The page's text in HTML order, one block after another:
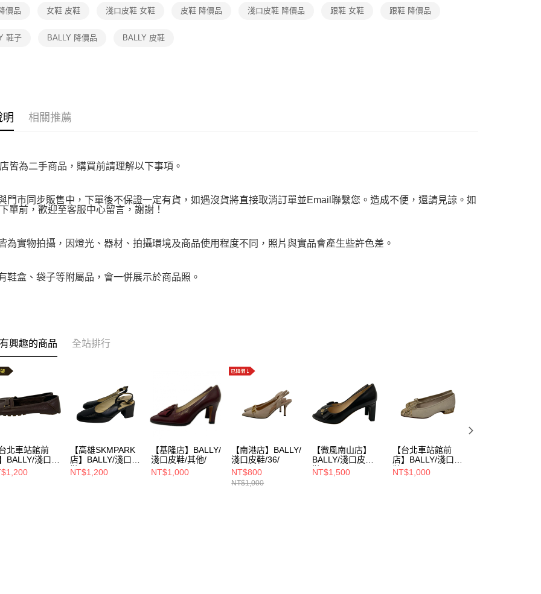
１．透過由恩沛科技股份有限公司提供之「AFTEE先享後付」服務完成之
免運費
價品 女鞋 皮鞋 淺口皮鞋 女鞋 皮鞋 降價品 淺口皮鞋 降價品 跟鞋 女鞋 跟鞋 降價品
鞋子 BALLY 降價品 BALLY 皮鞋
明 相關推薦
皆為二手商品，購買前請理解以下事項。
門市同步販售中，下單後不保證一定有貨，如遇沒貨將直接取消訂單並Email聯繫您。造成不便，還請見諒。如
單前，歡迎至客服中心留言，謝謝！
為實物拍攝，因燈光、器材、拍攝環境及商品使用程度不同，照片與實品會產生些許色差。
鞋盒、袋子等附屬品，會一併展示於商品照。
興趣的商品 全站排行
台北車站館前
BALLY/淺口皮
【高雄SKMPARK
店】BALLY/淺口皮
鞋/UK61/2/
NT$1,200
【基隆店】BALLY/
淺口皮鞋/其他/
NT$1,000
【南港店】BALLY/
淺口皮鞋/36/
NT$800
NT$1,000
【微風南山店】
BALLY/淺口皮
鞋/36/
NT$1,500
【台北車站館前
店】BALLY/淺口皮
鞋/35/
NT$1,000